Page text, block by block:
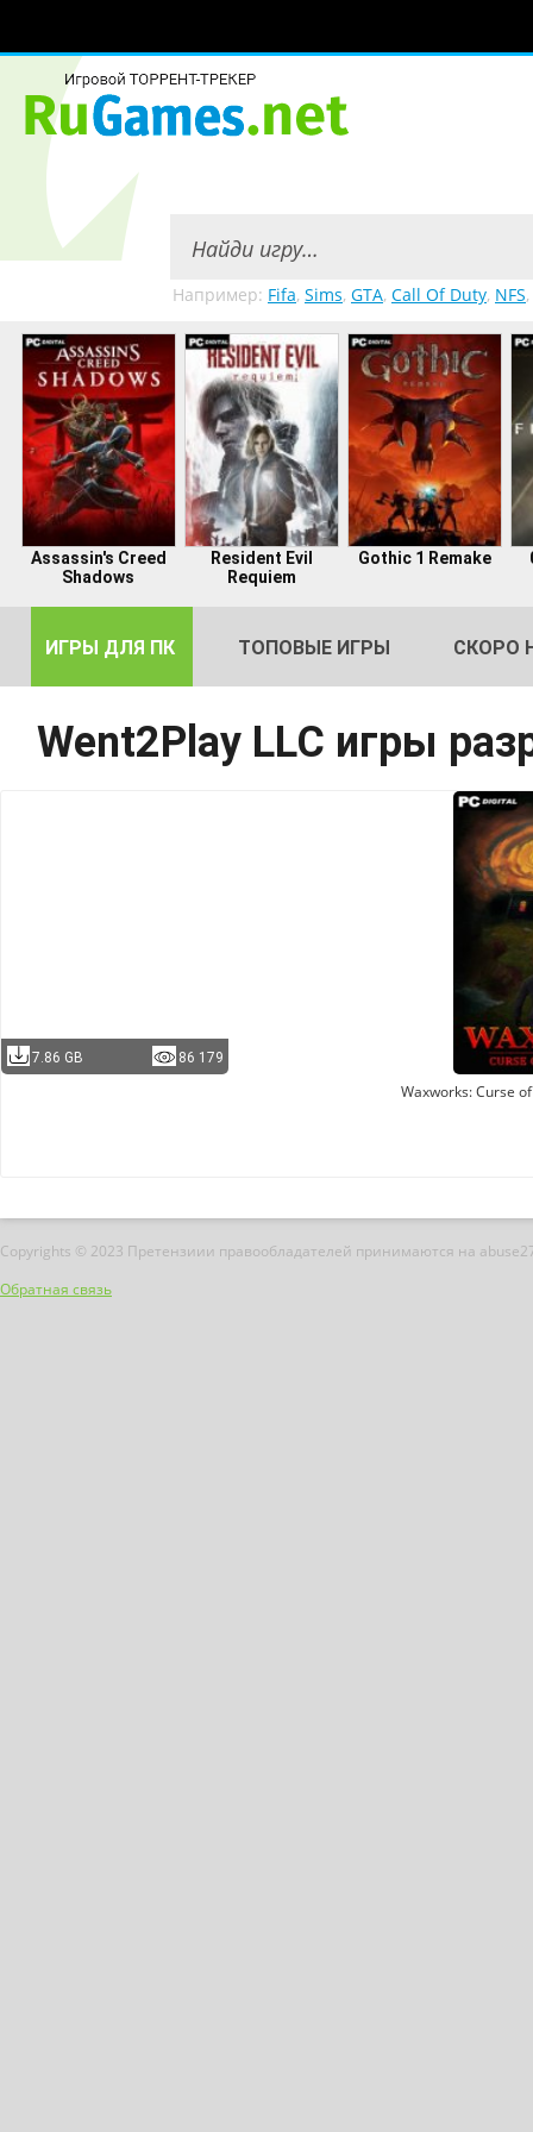
Например: Fifa, Sims, GTA, Call Of Duty, NFS,
Assassin's Creed
Shadows
Resident Evil
Requiem
Gothic 1 Remake
ИГРЫ ДЛЯ ПК ТОПОВЫЕ ИГРЫ СКОРО
Went2Play LLC игры
7.86 GB 86 179
Waxworks: Curse
Copyrights © 2023 Претензиии правообладателей принимаются на
Обратная связь